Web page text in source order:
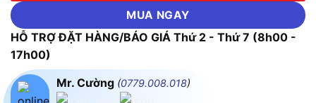
MUA NGAY
HỖ TRỢ ĐẶT HÀNG/BÁO GIÁ Thứ 2 - Thứ 7 (8h00 -
17h00)
Mr. Cường (0779.008.018)